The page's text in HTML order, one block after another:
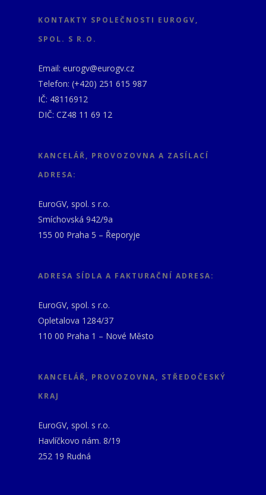
KONTAKTY SPOLEČNOSTI EUROGV,
SPOL. S R.O.
Email: eurogv@eurogv.cz
Telefon: (+420) 251 615 987
IČ: 48116912
DIČ: CZ48 11 69 12
KANCELÁŘ, PROVOZOVNA A ZASÍLACÍ
ADRESA:
EuroGV, spol. s r.o.
Smíchovská 942/9a
155 00 Praha 5 – Řeporyje
ADRESA SÍDLA A FAKTURAČNÍ ADRESA:
EuroGV, spol. s r.o.
Opletalova 1284/37
110 00 Praha 1 – Nové Město
KANCELÁŘ, PROVOZOVNA, STŘEDOČESKÝ
KRAJ
EuroGV, spol. s r.o.
Havlíčkovo nám. 8/19
252 19 Rudná